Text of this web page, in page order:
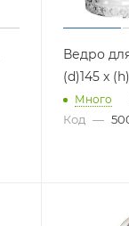
Ведро
(d)145 x
Много
Код —